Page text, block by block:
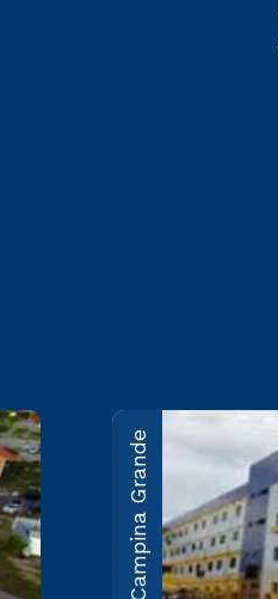
João Pessoa
Rodovia BR-230, KM 22 Água
Fria - João Pessoa/PB CEP
58053-000
Saiba mais
Campina Grande